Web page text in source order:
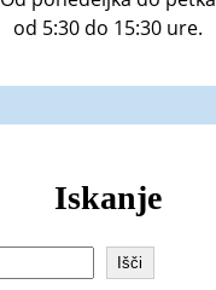
od 5:30 do 15:30 ure.
Iskanje
Išči